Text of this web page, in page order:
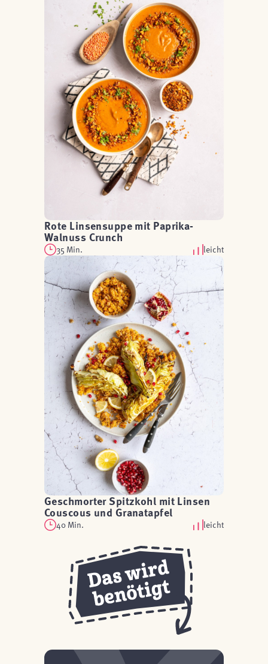
Rote Linsensuppe mit Paprika-
Walnuss Crunch
35 Min. leicht
Geschmorter Spitzkohl mit Linsen
Couscous und Granatapfel
40 Min. leicht